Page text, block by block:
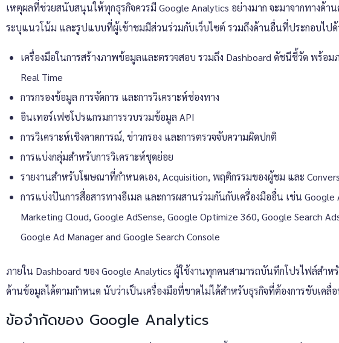
เหตุผลที่ช่วยสนับสนุนให้ทุกธุรกิจควรมี Google Analytics อย่างมาก จะมาจากทางด้
ระบุแนวโน้ม และรูปแบบที่ผู้เข้าชมมีส่วนร่วมกับเว็บไซต์ รวมถึงด้านอื่นที่ประกอบไปด้
เครื่องมือในการสร้างภาพข้อมูลและตรวจสอบ รวมถึง Dashboard ดัชนีชี้วัด พร้
Real Time
การกรองข้อมูล การจัดการ และการวิเคราะห์ช่องทาง
อินเทอร์เฟซโปรแกรมการรวบรวมข้อมูล API
การวิเคราะห์เชิงคาดการณ์, ข่าวกรอง และการตรวจจับความผิดปกติ
การแบ่งกลุ่มสำหรับการวิเคราะห์ชุดย่อย
รายงานสำหรับโฆษณาที่กำหนดเอง, Acquisition, พฤติกรรมของผู้ชม และ
การแบ่งปันการสื่อสารทางอีเมล และการผสานร่วมกันกับเครื่องมืออื่น เช่น Google
Marketing Cloud, Google AdSense, Google Optimize 360, Google Search
Google Ad Manager and Google Search Console
ภายใน Dashboard ของ Google Analytics ผู้ใช้งานทุกคนสามารถบันทึกโปรไฟล์สำห
ด้านข้อมูลได้ตามกำหนด นับว่าเป็นเครื่องมือที่ขาดไม่ได้สำหรับธุรกิจที่ต้องการขับเคลื่
ข้อจำกัดของ Google Analytics